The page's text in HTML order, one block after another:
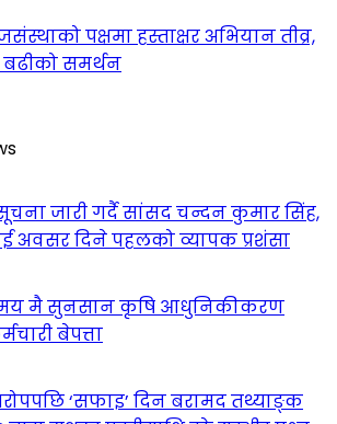
पक्षमा हस्ताक्षर अभियान तीव्र,
बढीको समर्थन
जारी गर्दै सांसद चन्दन कुमार सिंह,
अवसर दिने पहलको व्यापक प्रशंसा
मै सुनसान कृषि आधुनिकीकरण
बेपत्ता
‘सफाइ’ दिन बरामद तथ्याङ्क